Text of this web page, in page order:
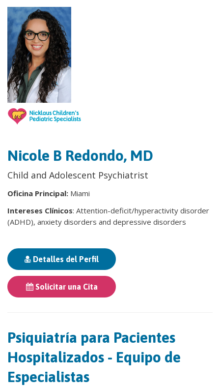
Nicole B Redondo, MD
Child and Adolescent Psychiatrist
Oficina Principal: Miami
Intereses Clínicos: Attention-deficit/hyperactivity disorder
(ADHD), anxiety disorders and depressive disorders
Detalles del Perfil
Solicitar una Cita
Psiquiatría para Pacientes
Hospitalizados - Equipo de
Especialistas